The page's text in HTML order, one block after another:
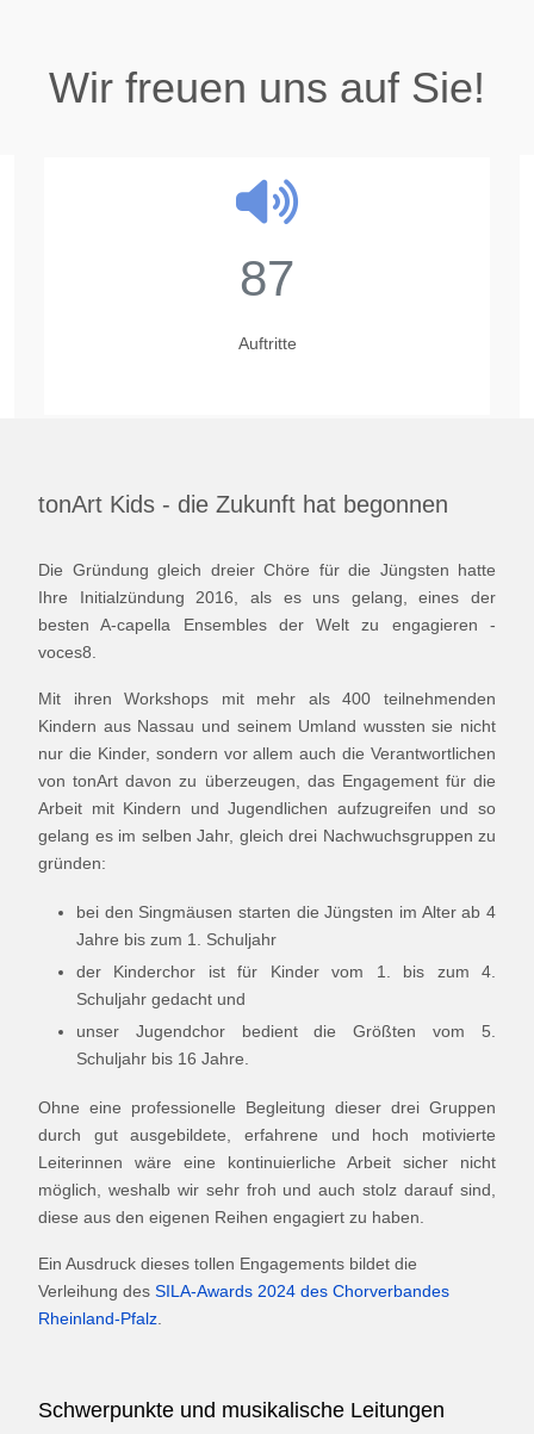
Wir freuen uns auf Sie!
23
Jahre
tonArt Kids - die Zukunft hat begonnen
Die Gründung gleich dreier Chöre für die Jüngsten hatte
Ihre Initialzündung 2016, als es uns gelang, eines der
besten A-capella Ensembles der Welt zu engagieren -
voces8.
Mit ihren Workshops mit mehr als 400 teilnehmenden
Kindern aus Nassau und seinem Umland wussten sie nicht
nur die Kinder, sondern vor allem auch die Verantwortlichen
von tonArt davon zu überzeugen, das Engagement für die
Arbeit mit Kindern und Jugendlichen aufzugreifen und so
gelang es im selben Jahr, gleich drei Nachwuchsgruppen zu
gründen:
bei den Singmäusen starten die Jüngsten im Alter ab 4
Jahre bis zum 1. Schuljahr
der Kinderchor ist für Kinder vom 1. bis zum 4.
Schuljahr gedacht und
unser Jugendchor bedient die Größten vom 5.
Schuljahr bis 16 Jahre.
Ohne eine professionelle Begleitung dieser drei Gruppen
durch gut ausgebildete, erfahrene und hoch motivierte
Leiterinnen wäre eine kontinuierliche Arbeit sicher nicht
möglich, weshalb wir sehr froh und auch stolz darauf sind,
diese aus den eigenen Reihen engagiert zu haben.
Ein Ausdruck dieses tollen Engagements bildet die
Verleihung des SILA-Awards 2024 des Chorverbandes
Rheinland-Pfalz
Schwerpunkte und musikalische Leitungen